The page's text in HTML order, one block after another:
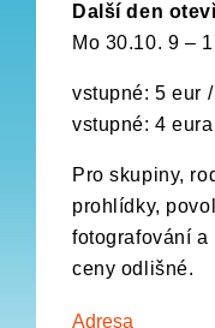
Další den
Mo 30.10. 9 –
vstupné: 5 eur
vstupné: 4 eura
Pro skupiny,
prohlídky,
fotografování
ceny odlišné.
Adresa